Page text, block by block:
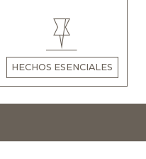
HECHOS ESENCIALES